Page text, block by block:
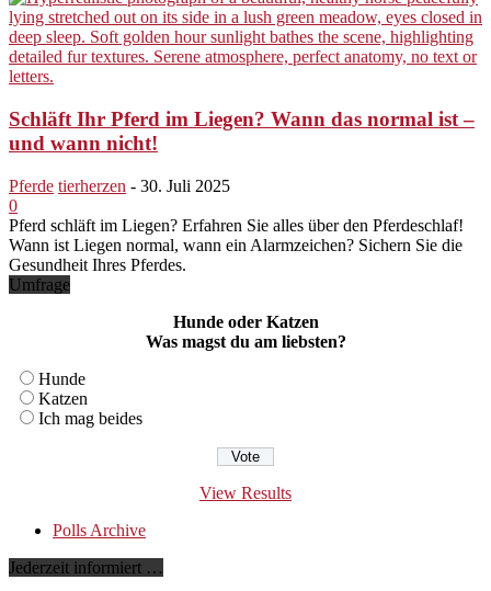
Schläft Ihr Pferd im Liegen? Wann das normal ist –
und wann nicht!
Pferde tierherzen - 30. Juli 2025
0
Pferd schläft im Liegen? Erfahren Sie alles über den Pferdeschlaf!
Wann ist Liegen normal, wann ein Alarmzeichen? Sichern Sie die
Gesundheit Ihres Pferdes.
Umfrage
Hunde oder Katzen
Was magst du am liebsten?
Hunde
Katzen
Ich mag beides
View Results
Polls Archive
Jederzeit informiert …